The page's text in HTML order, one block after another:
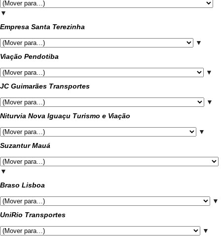
▼
Empresa Santa Terezinha
▼
Viação Pendotiba
▼
JC Guimarães Transportes
▼
Niturvia Nova Iguaçu Turismo e Viação
▼
Suzantur Mauá
▼
Braso Lisboa
▼
UniRio Transportes
▼